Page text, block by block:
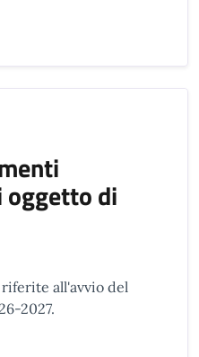
oggetto di
all'avvio del
2027.